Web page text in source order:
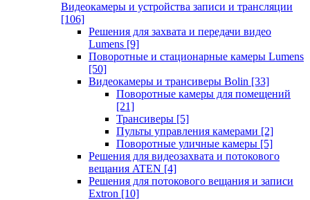
Видеокамеры и устройства записи и трансляции
[106]
Решения для захвата и передачи видео
Lumens [9]
Поворотные и стационарные камеры Lumens
[50]
Видеокамеры и трансиверы Bolin [33]
Поворотные камеры для помещений
[21]
Трансиверы [5]
Пульты управления камерами [2]
Поворотные уличные камеры [5]
Решения для видеозахвата и потокового
вещания ATEN [4]
Решения для потокового вещания и записи
Extron [10]